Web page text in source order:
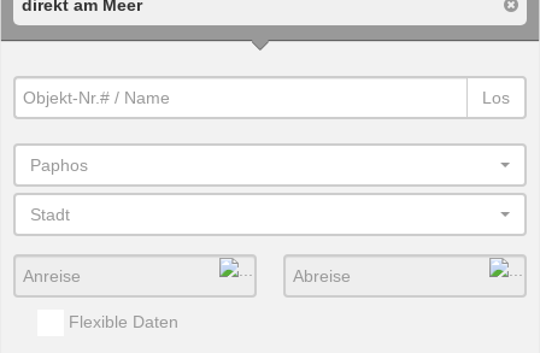
direkt am Meer
Los
Paphos
Stadt
Flexible Daten